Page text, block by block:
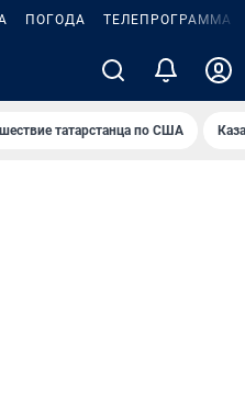
ПОГОДА ТЕЛЕПРОГРАММА
татарстанца по США